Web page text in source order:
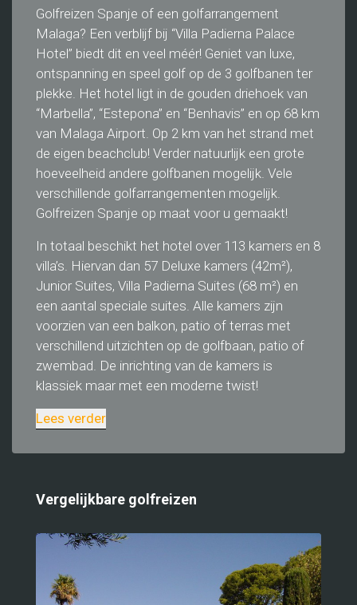
Golfreizen Spanje of een golfarrangement
Malaga? Een verblijf bij “Villa Padierna Palace
Hotel” biedt dit en veel méér! Geniet van luxe,
ontspanning en speel golf op de 3 golfbanen ter
plekke. Het hotel ligt in de gouden driehoek van
“Marbella”, “Estepona” en “Benhavis” en op 68 km
van Malaga Airport. Op 2 km van het strand met
de eigen beachclub! Verder natuurlijk een grote
hoeveelheid andere golfbanen mogelijk. Vele
verschillende golfarrangementen mogelijk.
Golfreizen Spanje op maat voor u gemaakt!
In totaal beschikt het hotel over 113 kamers en 8
villa’s. Hiervan dan 57 Deluxe kamers (42m²),
Junior Suites, Villa Padierna Suites (68 m²) en
een aantal speciale suites. Alle kamers zijn
voorzien van een balkon, patio of terras met
verschillend uitzichten op de golfbaan, patio of
zwembad. De inrichting van de kamers is
klassiek maar met een moderne twist!
Lees verder
Vergelijkbare golfreizen